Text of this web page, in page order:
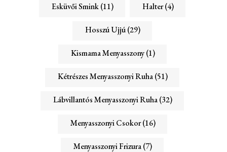
Esküvői Smink(11) Halter(4)
Hosszú Ujjú(29)
Kismama Menyasszony(1)
Kétrészes Menyasszonyi Ruha(51)
Lábvillantós Menyasszonyi Ruha(32)
Menyasszonyi Csokor(16)
Menyasszonyi Frizura(7)